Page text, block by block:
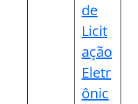
de
Licit
ação
Eletr
ônic